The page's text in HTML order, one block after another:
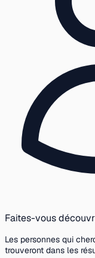
Faites-vous
Les personnes qui
trouveront dans les